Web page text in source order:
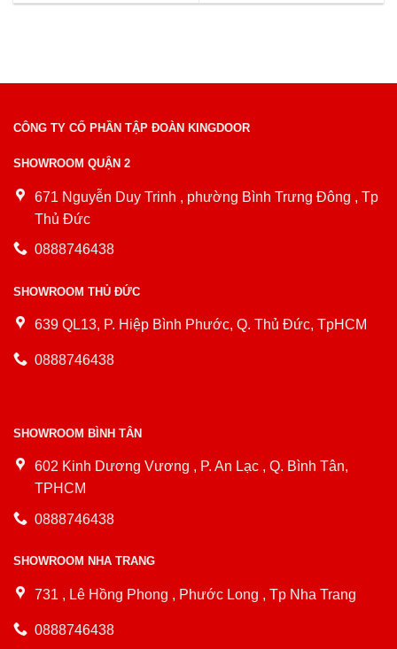
CÔNG TY CỔ PHẦN TẬP ĐOÀN KINGDOOR
SHOWROOM QUẬN 2
671 Nguyễn Duy Trinh , phường Bình Trưng Đông , Tp
Thủ Đức
0888746438
SHOWROOM THỦ ĐỨC
639 QL13, P. Hiệp Bình Phước, Q. Thủ Đức, TpHCM
0888746438
SHOWROOM BÌNH TÂN
602 Kinh Dương Vương , P. An Lạc , Q. Bình Tân,
TPHCM
0888746438
SHOWROOM NHA TRANG
731 , Lê Hồng Phong , Phước Long , Tp Nha Trang
0888746438